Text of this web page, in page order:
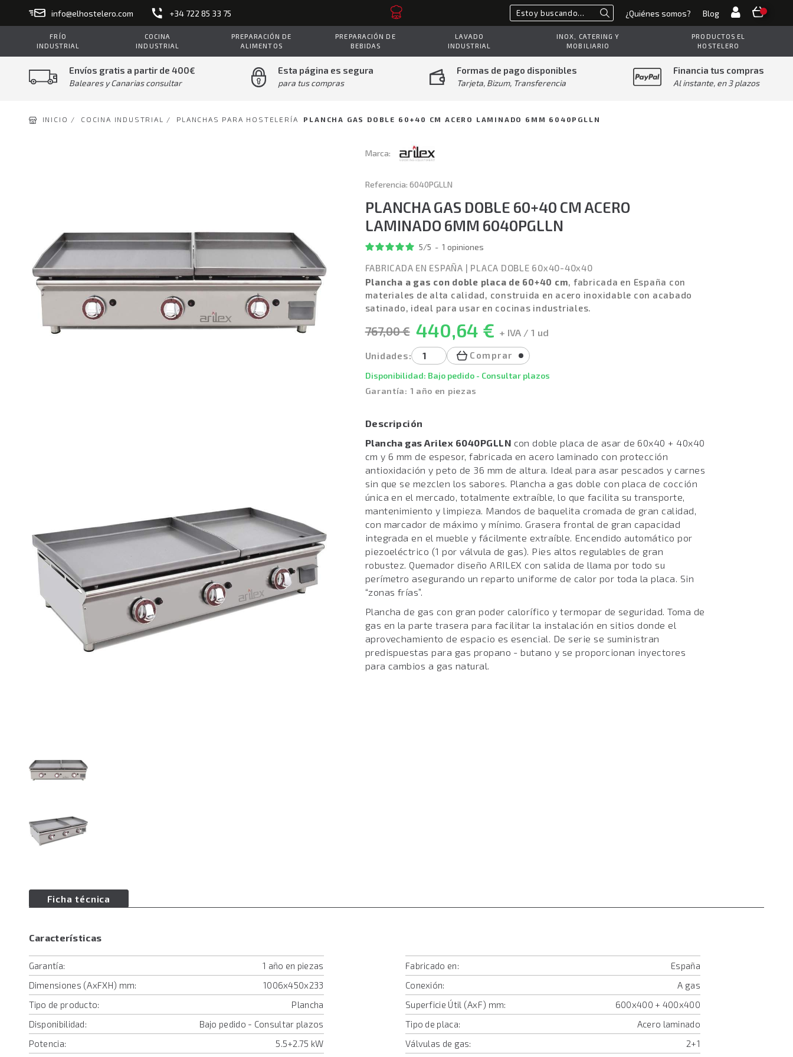
info@elhostelero.com +34 722 85 33 75 Buscar¿Quiénes somos? Blog
FRÍO
INDUSTRIAL
COCINA
INDUSTRIAL
PREPARACIÓN DE
ALIMENTOS
PREPARACIÓN DE
BEBIDAS
LAVADO
INDUSTRIAL
INOX, CATERING Y
MOBILIARIO
PRODUCTOS EL
HOSTELERO
Envíos gratis a partir de 400€
Baleares y Canarias consultar
Esta página es segura
para tus compras
Formas de pago disponibles
Tarjeta, Bizum, Transferencia
Financia tus compras
Al instante, en 3 plazos
INICIO / COCINA INDUSTRIAL / PLANCHAS PARA HOSTELERÍA PLANCHA GAS DOBLE 60+40 CM ACERO LAMINADO 6MM 6040PGLLN
Marca:
Referencia: 6040PGLLN
PLANCHA GAS DOBLE 60+40 CM ACERO
LAMINADO 6MM 6040PGLLN
5/5 - 1 opiniones
FABRICADA EN ESPAÑA | PLACA DOBLE 60x40-40x40
Plancha a gas con doble placa de 60+40 cm, fabricada en España con
materiales de alta calidad, construida en acero inoxidable con acabado
satinado, ideal para usar en cocinas industriales.
767,00 € 440,64 € + IVA / 1 ud
Unidades: Comprar
Disponibilidad: Bajo pedido - Consultar plazos
Garantía: 1 año en piezas
Descripción
Plancha gas Arilex 6040PGLLN con doble placa de asar de 60x40 + 40x40
cm y 6 mm de espesor, fabricada en acero laminado con protección
antioxidación y peto de 36 mm de altura. Ideal para asar pescados y carnes
sin que se mezclen los sabores. Plancha a gas doble con placa de cocción
única en el mercado, totalmente extraíble, lo que facilita su transporte,
mantenimiento y limpieza. Mandos de baquelita cromada de gran calidad,
con marcador de máximo y mínimo. Grasera frontal de gran capacidad
integrada en el mueble y fácilmente extraíble. Encendido automático por
piezoeléctrico (1 por válvula de gas). Pies altos regulables de gran
robustez. Quemador diseño ARILEX con salida de llama por todo su
perímetro asegurando un reparto uniforme de calor por toda la placa. Sin
“zonas frías”.
Plancha de gas con gran poder calorífico y termopar de seguridad. Toma de
gas en la parte trasera para facilitar la instalación en sitios donde el
aprovechamiento de espacio es esencial. De serie se suministran
predispuestas para gas propano - butano y se proporcionan inyectores
para cambios a gas natural.
Ficha técnica
Características
Garantía:
1 año en piezas
Dimensiones (AxFXH) mm:
1006x450x233
Tipo de producto:
Plancha
Disponibilidad:
Bajo pedido - Consultar plazos
Potencia:
5.5+2.75 kW
Fabricado en:
España
Conexión:
A gas
Superficie Útil (AxF) mm:
600x400 + 400x400
Tipo de placa:
Acero laminado
Válvulas de gas:
2+1